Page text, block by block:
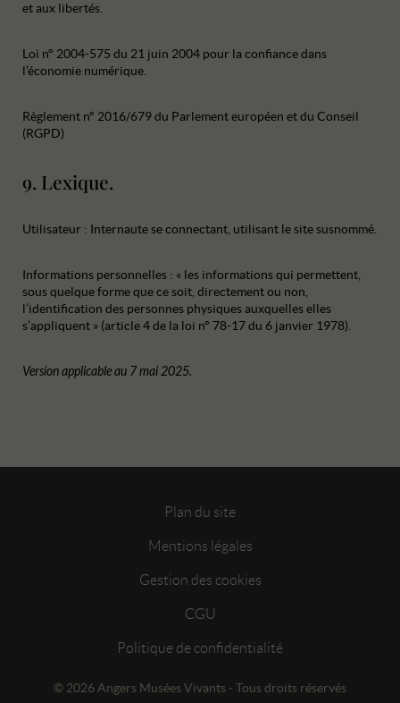
et aux libertés.
Loi n° 2004-575 du 21 juin 2004 pour la confiance dans
l’économie numérique.
Règlement n° 2016/679 du Parlement européen et du Conseil
(RGPD)
9. Lexique.
Utilisateur : Internaute se connectant, utilisant le site susnommé.
Informations personnelles : « les informations qui permettent,
sous quelque forme que ce soit, directement ou non,
l’identification des personnes physiques auxquelles elles
s’appliquent » (article 4 de la loi n° 78-17 du 6 janvier 1978).
Version applicable au 7 mai 2025.
Plan du site
Mentions légales
Gestion des cookies
CGU
Politique de confidentialité
© 2026 Angers Musées Vivants - Tous droits réservés